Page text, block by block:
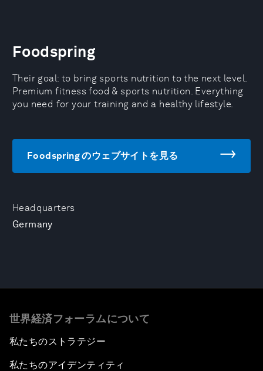
Headquarters
Germany
Foodspring
Their goal: to bring sports nutrition to the next level.
Premium fitness food & sports nutrition. Everything
you need for your training and a healthy lifestyle.
Foodspring のウェブサイトを見る
世界経済フォーラムについて
私たちのストラテジー
私たちのアイデンティティ